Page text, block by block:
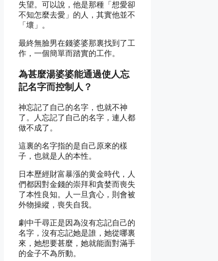
失望。可以說，他是那種「想愛卻
不知怎麼去愛」的人，其實他並不
「壞」。
最終無臉男在錢婆婆那裏找到了工
作，一個簡單而踏實的工作。
為甚麼湯婆婆能通過使人忘
記名字而控制人？
神忘記了自己的名字，也就不神
了。人忘記了自己的名字，連人都
做不成了。
這裏的名字指的是自己原來的樣
子，也就是人的本性。
日本歷經財富暴漲的黄金時代，人
們都因對金錢的崇拜和貪婪而喪失
了本性良知。人一旦貪心，則會被
外物操縱，喪失自我。
劇中千尋正是因為沒有忘記自己的
名字，沒有忘記她是誰，她從哪裏
來，她想要甚麼，她就能面對滿手
的金子不為所動。